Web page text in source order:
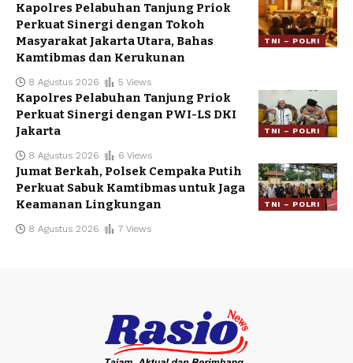
TNI – POLRI
Kapolres Pelabuhan Tanjung Priok
Perkuat Sinergi dengan Tokoh
Masyarakat Jakarta Utara, Bahas
Kamtibmas dan Kerukunan
8 Agustus 2026 5 Views
TNI – POLRI
Kapolres Pelabuhan Tanjung Priok
Perkuat Sinergi dengan PWI-LS DKI
Jakarta
8 Agustus 2026 6 Views
TNI – POLRI
Jumat Berkah, Polsek Cempaka Putih
Perkuat Sabuk Kamtibmas untuk Jaga
Keamanan Lingkungan
8 Agustus 2026 7 Views